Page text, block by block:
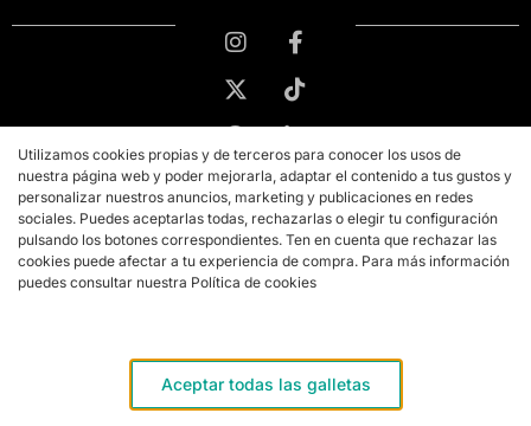
Términos y condiciones de compra
Utilizamos cookies propias y de terceros para conocer los usos de
nuestra página web y poder mejorarla, adaptar el contenido a tus gustos y
personalizar nuestros anuncios, marketing y publicaciones en redes
sociales. Puedes aceptarlas todas, rechazarlas o elegir tu configuración
pulsando los botones correspondientes. Ten en cuenta que rechazar las
cookies puede afectar a tu experiencia de compra. Para más información
puedes consultar nuestra Política de cookies
Aceptar todas las galletas